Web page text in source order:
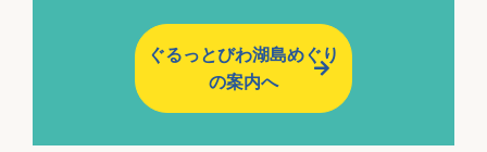
ぐるっとびわ湖島めぐり
の案内へ